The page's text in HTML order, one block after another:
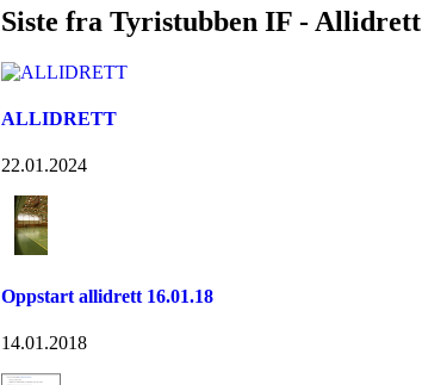
Siste fra Tyristubben IF - Allidrett
ALLIDRETT
22.01.2024
Oppstart allidrett 16.01.18
14.01.2018